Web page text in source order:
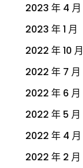
2023 年 4 月
2023 年 1 月
2022 年 10 月
2022 年 7 月
2022 年 6 月
2022 年 5 月
2022 年 4 月
2022 年 2 月